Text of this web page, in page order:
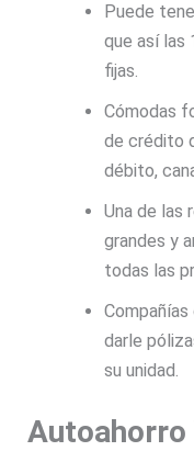
Puede
que así las
fijas.
Cómodas
de crédito
débito,
Una de las
grandes y
todas las
darle
su unidad.
Autoahorro